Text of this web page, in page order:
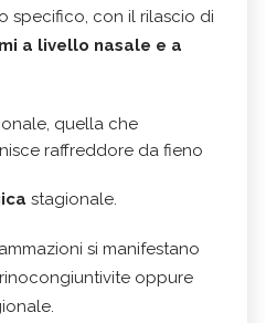
specifico, con il rilascio di
a livello nasale e a
quella che
raffreddore da fieno
stagionale.
si manifestano
oppure